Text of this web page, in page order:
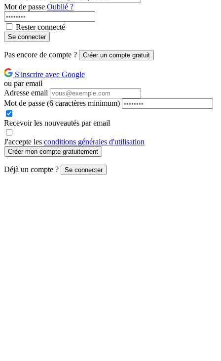
Mot de passe Oublié ?
Rester connecté
Se connecter
Pas encore de compte ? Créer un compte gratuit
S'inscrire avec Google
ou par email
Adresse email
Mot de passe (6 caractères minimum)
Recevoir les nouveautés par email
J'accepte les conditions générales d'utilisation
Créer mon compte gratuitement
Déjà un compte ? Se connecter